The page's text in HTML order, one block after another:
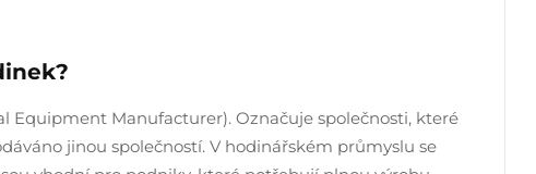
Equipment Manufacturer). Označuje společnosti, které
jinou společností. V hodinářském průmyslu se